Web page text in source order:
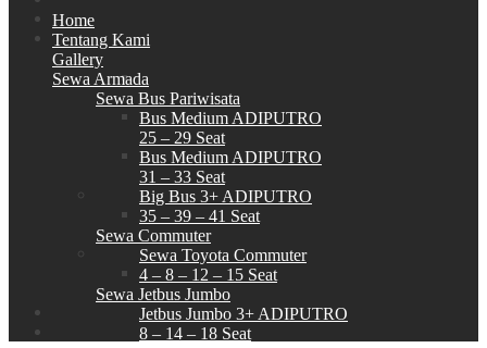
Home
Tentang Kami
Gallery
Sewa Armada
Sewa Bus Pariwisata
Bus Medium ADIPUTRO
25 – 29 Seat
Bus Medium ADIPUTRO
31 – 33 Seat
Big Bus 3+ ADIPUTRO
35 – 39 – 41 Seat
Sewa Commuter
Sewa Toyota Commuter
4 – 8 – 12 – 15 Seat
Sewa Jetbus Jumbo
Jetbus Jumbo 3+ ADIPUTRO
8 – 14 – 18 Seat